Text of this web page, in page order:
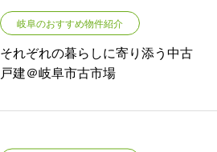
岐阜のおすすめ物件紹介
それぞれの暮らしに寄り添う中古
戸建＠岐阜市古市場